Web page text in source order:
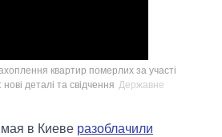
квартир померлих за участі
деталі та свідчення Державне
мая в Киеве разоблачили